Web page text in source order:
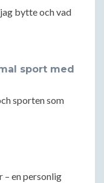
bytte och vad
sport med
sporten som
en personlig